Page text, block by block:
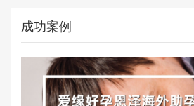
成功案例